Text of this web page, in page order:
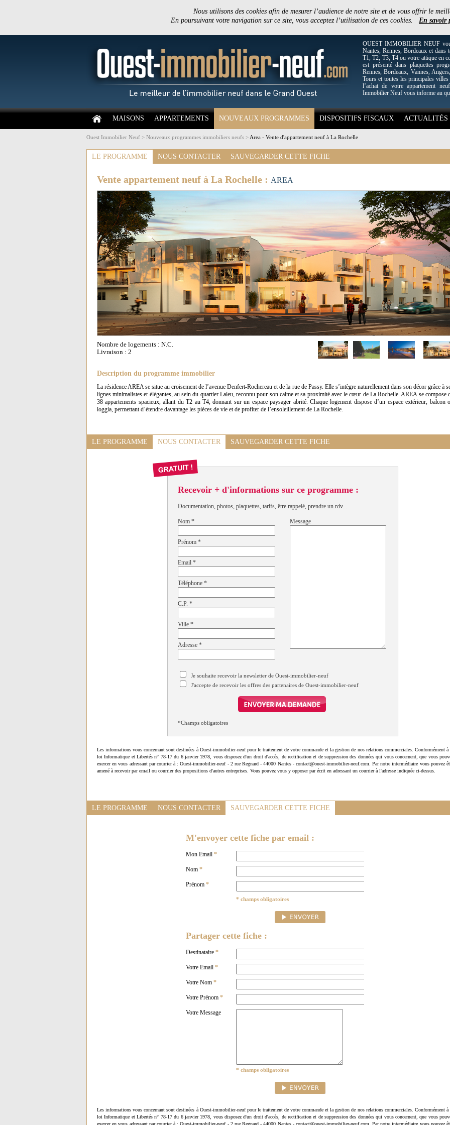
Nous utilisons des cookies afin de mesurer l’audience de notre site et de vous offrir le
En poursuivant votre navigation sur ce site, vous acceptez l’utilisation de ces cookies. En savoir
OUEST IMMOBILIER NEUF
Nantes, Rennes, Bordeaux et
T1, T2, T3, T4 ou votre attique en
est présenté dans plaquettes
Rennes, Bordeaux, Vannes,
Tours et toutes les principales
l’achat de votre appartement
Immobilier Neuf vous informe au
MAISONS APPARTEMENTS NOUVEAUX PROGRAMMES DISPOSITIFS FISCAUX ACTUALITÉS
Ouest Immobilier Neuf > Nouveaux programmes immobiliers neufs > Area - Vente d'appartement neuf à La Rochelle
LE PROGRAMME NOUS CONTACTER SAUVEGARDER CETTE FICHE
Vente appartement neuf à La Rochelle : AREA
Nombre de logements : N.C.
Livraison : 2
Description du programme immobilier
La résidence AREA se situe au croisement de l’avenue Denfert-Rochereau et de la rue de Passy. Elle s’intègre naturellement dans son décor grâce à
lignes minimalistes et élégantes, au sein du quartier Laleu, reconnu pour son calme et sa proximité avec le cœur de La Rochelle. AREA se compose
38 appartements spacieux, allant du T2 au T4, donnant sur un espace paysager abrité. Chaque logement dispose d’un espace extérieur, balcon
loggia, permettant d’étendre davantage les pièces de vie et de profiter de l’ensoleillement de La Rochelle.
LE PROGRAMME NOUS CONTACTER SAUVEGARDER CETTE FICHE
Recevoir + d'informations sur ce programme :
Documentation, photos, plaquettes, tarifs, être rappelé, prendre un rdv...
Nom *
Prénom *
Email *
Téléphone *
C.P. *
Ville *
Adresse *
Message
Je souhaite recevoir la newsletter de Ouest-immobilier-neuf
J'accepte de recevoir les offres des partenaires de Ouest-immobilier-neuf
*Champs obligatoires
Les informations vous concernant sont destinées à Ouest-immobilier-neuf pour le traitement de votre commande et la gestion de nos relations commerciales. Conformément à
loi Informatique et Libertés n° 78-17 du 6 janvier 1978, vous disposez d'un droit d'accès, de rectification et de suppression des données qui vous concernent, que vous
exercer en vous adressant par courrier à : Ouest-immobilier-neuf - 2 rue Regnard - 44000 Nantes - contact@ouest-immobilier-neuf.com. Par notre intermédiaire vous pouvez
amené à recevoir par email ou courrier des propositions d'autres entreprises. Vous pouvez vous y opposer par écrit en adressant un courrier à l'adresse indiquée ci-dessus.
LE PROGRAMME NOUS CONTACTER SAUVEGARDER CETTE FICHE
M'envoyer cette fiche par email :
Mon Email *
Nom *
Prénom *
* champs obligatoires
Partager cette fiche :
Destinataire *
Votre Email *
Votre Nom *
Votre Prénom *
Votre Message
* champs obligatoires
Les informations vous concernant sont destinées à Ouest-immobilier-neuf pour le traitement de votre commande et la gestion de nos relations commerciales. Conformément à
loi Informatique et Libertés n° 78-17 du 6 janvier 1978, vous disposez d'un droit d'accès, de rectification et de suppression des données qui vous concernent, que vous
exercer en vous adressant par courrier à : Ouest-immobilier-neuf - 2 rue Regnard - 44000 Nantes - contact@ouest-immobilier-neuf.com. Par notre intermédiaire vous pouvez